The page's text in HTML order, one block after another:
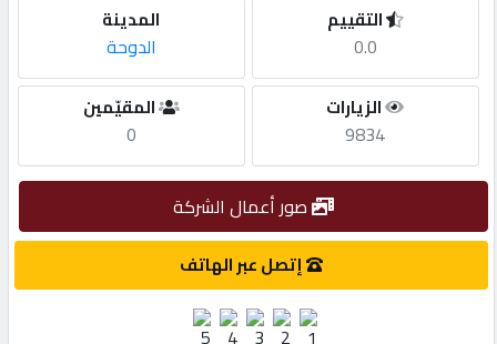
طلب
المدينة
الدوحة
التقييم
0.0
المقيّمين
0
الزيارات
9834
صور أعمال الشركة
إتصل عبر الهاتف